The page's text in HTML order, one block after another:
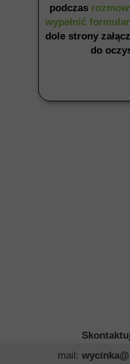
podczas
wypełnić
dole strony
do
mail: